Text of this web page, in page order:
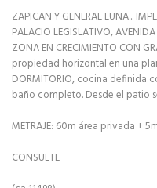
ZAPICAN Y GENERAL LUNA...
PALACIO LEGISLATIVO,
ZONA EN CRECIMIENTO CON
propiedad horizontal en una
DORMITORIO, cocina definida
baño completo. Desde el patio
METRAJE: 60m área privada +
CONSULTE